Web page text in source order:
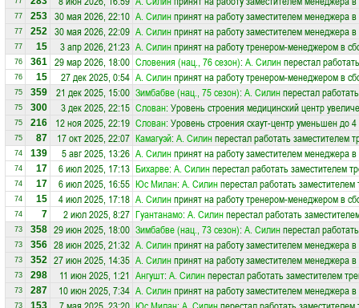
77 253 30 мая 2026, 22:10 А. Силинпринят на работу заместителем менеджера
77 252 30 мая 2026, 22:09 А. Силинпринят на работу заместителем менеджера
77 15 3 апр 2026, 21:23 А. Силинпринят на работу тренером-менеджером в
76 361 29 мар 2026, 18:00 Словения (нац., 76 сезон): А. Силинперестал
76 15 27 дек 2025, 0:54 А. Силинпринят на работу тренером-менеджером в
75 359 21 дек 2025, 15:00 Зимбабве (нац., 75 сезон): А. Силинперестал
75 300 3 дек 2025, 22:15 Слован: Уровень строения медицинский центр
75 216 12 ноя 2025, 22:19 Слован: Уровень строения скаут-центр уменьшен до
75 87 17 окт 2025, 22:07 Камагуэй: А. Силинперестал работать заместителем
74 139 5 авг 2025, 13:26 А. Силинпринят на работу заместителем менеджера
74 17 6 июл 2025, 17:13 Бихарве: А. Силинперестал работать заместителем
74 17 6 июл 2025, 16:55 Юс Милан: А. Силинперестал работать
74 15 4 июл 2025, 17:18 А. Силинпринят на работу тренером-менеджером в
74 7 2 июл 2025, 8:27 Гуантанамо: А. Силинперестал работать
73 358 29 июн 2025, 18:00 Зимбабве (нац., 73 сезон): А. Силинперестал
73 356 28 июн 2025, 21:32 А. Силинпринят на работу заместителем менеджера
73 352 27 июн 2025, 14:35 А. Силинпринят на работу заместителем менеджера
73 298 11 июн 2025, 1:21 Ангушт: А. Силинперестал работать заместителем
73 287 10 июн 2025, 7:34 А. Силинпринят на работу заместителем менеджера
73 153